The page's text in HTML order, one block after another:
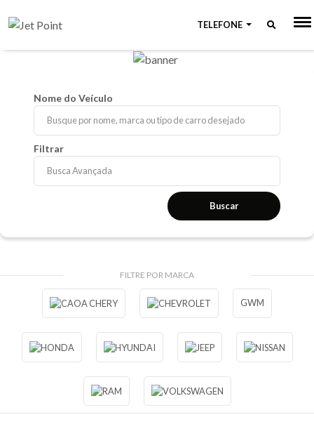
TELEFONE
Nome do Veículo
Filtrar
Busca Avançada
Buscar
FILTRE POR MARCA
GWM